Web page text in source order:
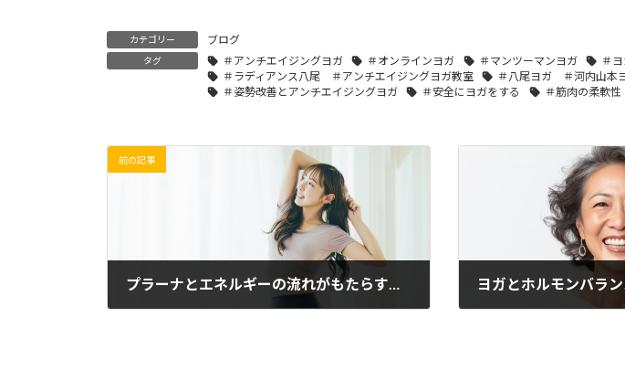
カテゴリー ブログ
タグ ＃アンチエイジングヨガ ＃オンラインヨガ ＃マンツーマンヨガ
＃
＃ラディアンス八尾 ＃アンチエイジングヨガ教室
＃八尾ヨガ ＃河内山本
＃姿勢改善とアンチエイジングヨガ
＃安全にヨガをする ＃筋肉の柔軟性
前の記事
プラーナとエネルギーの流れがもたらすアンチエイジング効果